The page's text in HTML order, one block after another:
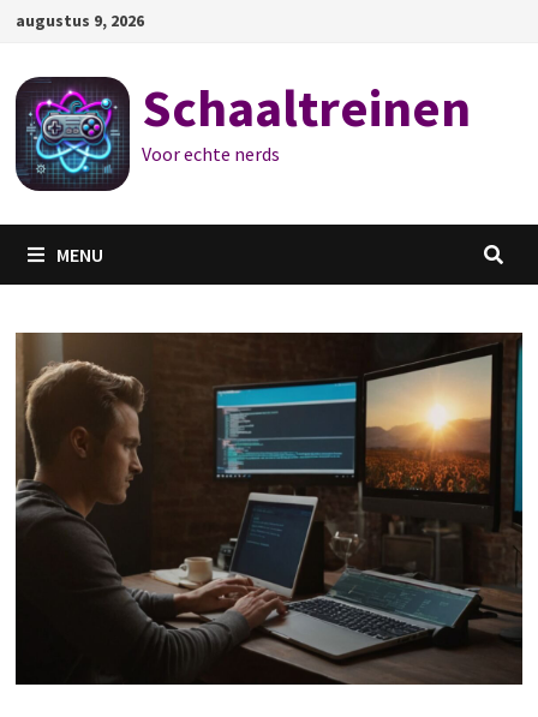
Ga
de
inhoud
augustus 9, 2026
Schaaltreinen
Voor echte nerds
MENU